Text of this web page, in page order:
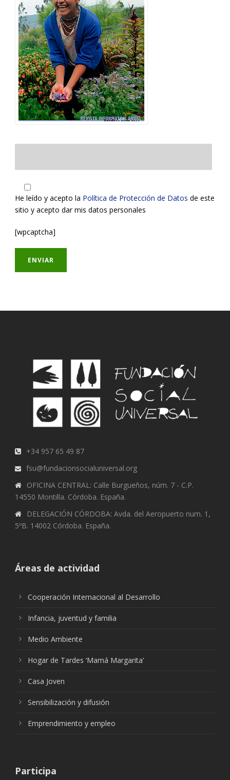
He leído y acepto la Política de Protección de Datos de este
sitio y acepto dar mis datos personales
[wpcaptcha]
+34 957 65 49 87
fsu@fundacionsocialuniversal.org
OFICINA CENTRAL: Calle Burgueños, núm. 7 - C.P.
14550 Montilla. Córdoba. España.
DELEGACIÓN CÓRDOBA: Avda. del Aeropuerto num. 1,
5ºB. 14002 Córdoba. España.
Áreas de actividad
Cooperación Internacional al Desarrollo
Infancia, juventud y familia
Medio Ambiente
Hogar de Tardes ‘Mamá Margarita’
Casa Joven
Sensibilización y difusión
Emprendimiento y empleo
Participa